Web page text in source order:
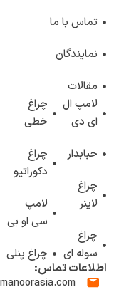
اطلاعات تماس:
تماس با ما
نمایندگان
مقالات
چراغ
خطی
چراغ
دکوراتیو
لامپ
سی او بی
چراغ پنلی
لامپ ال
ای دی
حبابدار
چراغ
لاینر
چراغ
سوله ای